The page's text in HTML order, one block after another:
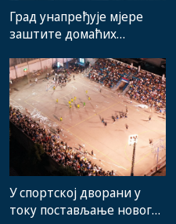
Град унапређује мјере
заштите домаћих
градске пијаце
У спортској дворани у
току постављање новог